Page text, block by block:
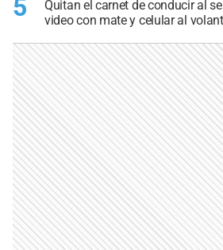
5
Quitan el carnet de conducir al
video con mate y celular al